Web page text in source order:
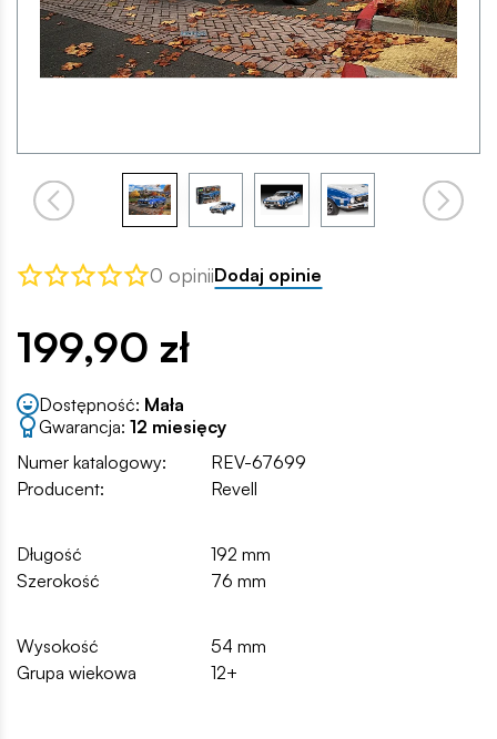
0 opiniiDodaj opinie
199,90 zł
Dostępność: Mała
Gwarancja: 12 miesięcy
Numer katalogowy:
REV-67699
Producent:
Revell
Długość
192 mm
Szerokość
76 mm
Wysokość
54 mm
Grupa wiekowa
12+